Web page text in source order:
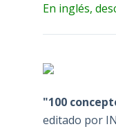
En inglés,
"100
editado por